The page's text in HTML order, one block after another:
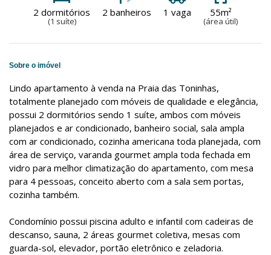
2 dormitórios
(1 suíte)
2 banheiros 1 vaga 55m²
(área útil)
Sobre o imóvel
Lindo apartamento à venda na Praia das Toninhas,
totalmente planejado com móveis de qualidade e elegância,
possui 2 dormitórios sendo 1 suíte, ambos com móveis
planejados e ar condicionado, banheiro social, sala ampla
com ar condicionado, cozinha americana toda planejada, com
área de serviço, varanda gourmet ampla toda fechada em
vidro para melhor climatização do apartamento, com mesa
para 4 pessoas, conceito aberto com a sala sem portas,
cozinha também.
Condomínio possui piscina adulto e infantil com cadeiras de
descanso, sauna, 2 áreas gourmet coletiva, mesas com
guarda-sol, elevador, portão eletrônico e zeladoria.